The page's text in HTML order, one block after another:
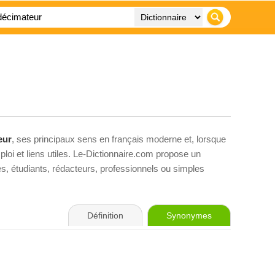
, ses principaux sens en français moderne et, lorsque
et liens utiles. Le-Dictionnaire.com propose un
étudiants, rédacteurs, professionnels ou simples
Définition Synonymes